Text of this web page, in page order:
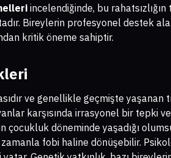
incelendiğinde, bu
Bireylerin profesyonel destek
kritik öneme sahiptir.
ve genellikle geçmişte yaşanan
karşısında irrasyonel bir tepki
çocukluk döneminde yaşadığı
fobi haline dönüşebilir.